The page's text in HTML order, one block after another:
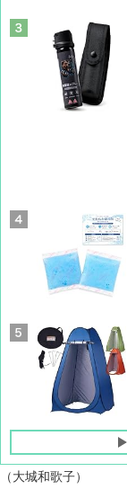
（大城和歌子）